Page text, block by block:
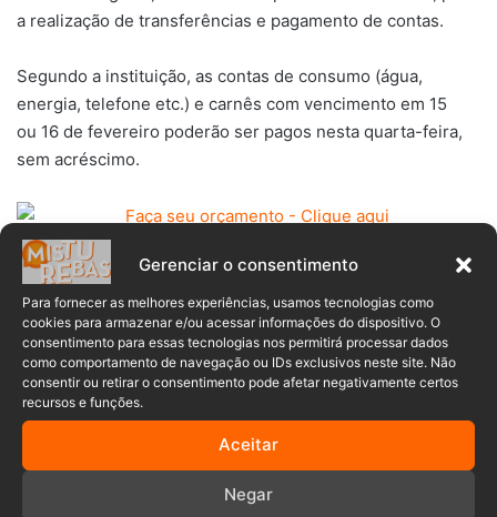
Gerenciar o consentimento
Para fornecer as melhores experiências, usamos tecnologias como
cookies para armazenar e/ou acessar informações do dispositivo. O
consentimento para essas tecnologias nos permitirá processar dados
como comportamento de navegação ou IDs exclusivos neste site. Não
consentir ou retirar o consentimento pode afetar negativamente certos
recursos e funções.
Aceitar
Negar
a realização de transferências e pagamento de contas.
Segundo a instituição, as contas de consumo (água,
energia, telefone etc.) e carnês com vencimento em 15
ou 16 de fevereiro poderão ser pagos nesta quarta-feira,
sem acréscimo.
A Febraban informou ainda que os boletos bancários de
clientes cadastrados como sacados eletrônicos poderão
ser pagos via débito direto autorizado.